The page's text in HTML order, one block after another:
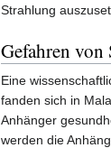
Strahlung
Gefahren
Eine
fanden sich in
Anhänger
werden die